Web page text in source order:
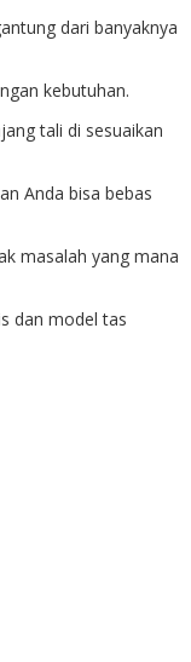
dari banyaknya
kebutuhan.
tali di sesuaikan
Anda bisa bebas
masalah yang mana
dan model tas